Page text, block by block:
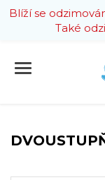
Blíží se
Také